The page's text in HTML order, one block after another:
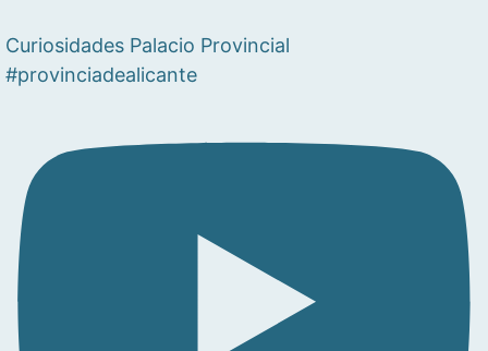
Curiosidades Palacio Provincial
#provinciadealicante